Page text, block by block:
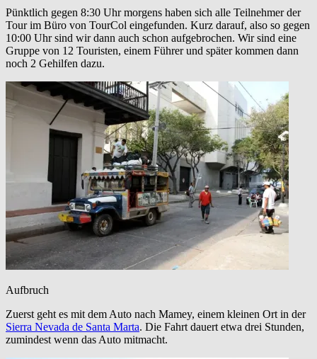
Pünktlich gegen 8:30 Uhr morgens haben sich alle Teilnehmer der
Tour im Büro von TourCol eingefunden. Kurz darauf, also so gegen
10:00 Uhr sind wir dann auch schon aufgebrochen. Wir sind eine
Gruppe von 12 Touristen, einem Führer und später kommen dann
noch 2 Gehilfen dazu.
Aufbruch
Zuerst geht es mit dem Auto nach Mamey, einem kleinen Ort in der
Sierra Nevada de Santa Marta. Die Fahrt dauert etwa drei Stunden,
zumindest wenn das Auto mitmacht.